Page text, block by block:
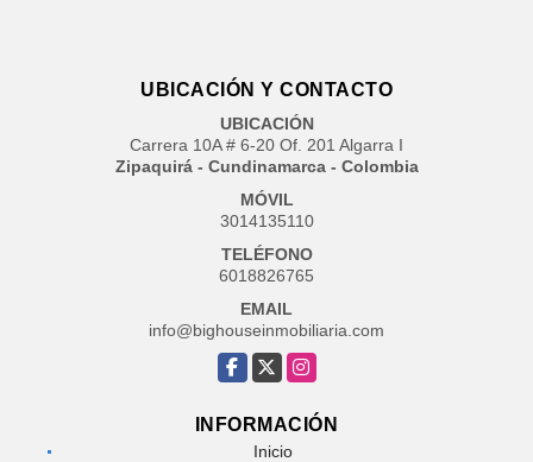
UBICACIÓN Y CONTACTO
UBICACIÓN
Carrera 10A # 6-20 Of. 201 Algarra I
Zipaquirá - Cundinamarca - Colombia
MÓVIL
3014135110
TELÉFONO
6018826765
EMAIL
info@bighouseinmobiliaria.com
Facebook
X Instagram
INFORMACIÓN
Inicio